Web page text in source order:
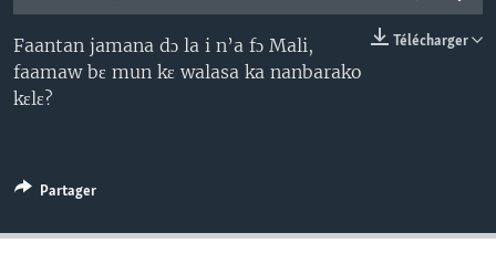
Télécharger
Faantan jamana dɔ la i n’a fɔ Mali,
faamaw bɛ mun kɛ walasa ka nanbarako
kɛlɛ?
Partager